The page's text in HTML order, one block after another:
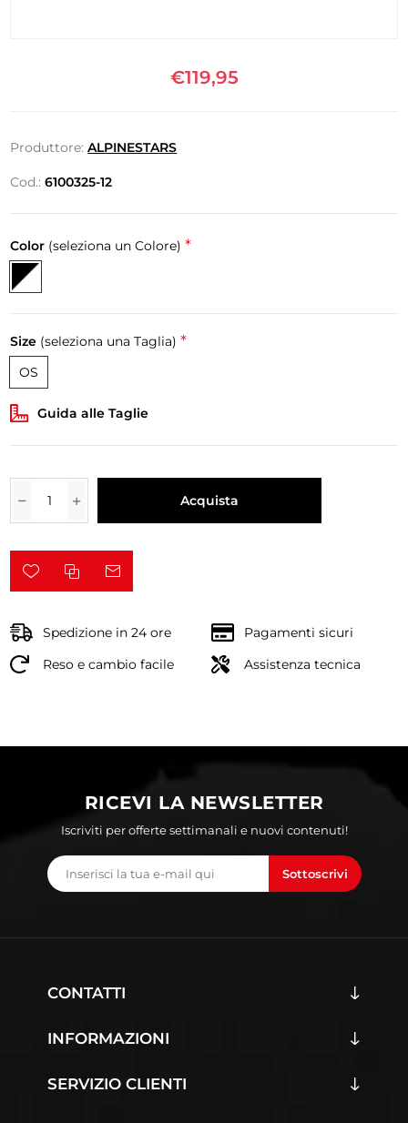
€119,95
Produttore: ALPINESTARS
Cod.: 6100325-12
Color (seleziona un Colore) *
Size (seleziona una Taglia) *
OS
Guida alle Taglie
Acquista
Spedizione in 24 ore
Pagamenti sicuri
Reso e cambio facile
Assistenza tecnica
RICEVI LA NEWSLETTER
Iscriviti per offerte settimanali e nuovi contenuti!
Sottoscrivi
CONTATTI
INFORMAZIONI
SERVIZIO CLIENTI